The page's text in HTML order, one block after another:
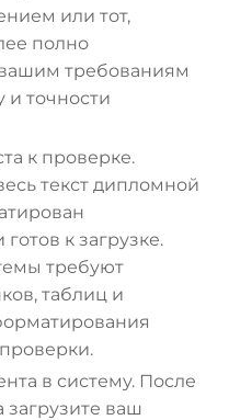
или тот,
полно
требованиям
и точности
к проверке.
текст дипломной
к загрузке.
требуют
таблиц и
в систему. После
загрузите ваш